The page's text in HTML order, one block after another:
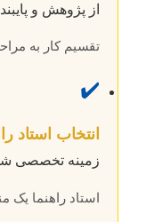
از پژوهش و
تقسیم کار به
✔️
انتخاب استاد
زمینه تخصصی
استاد راهنما یک